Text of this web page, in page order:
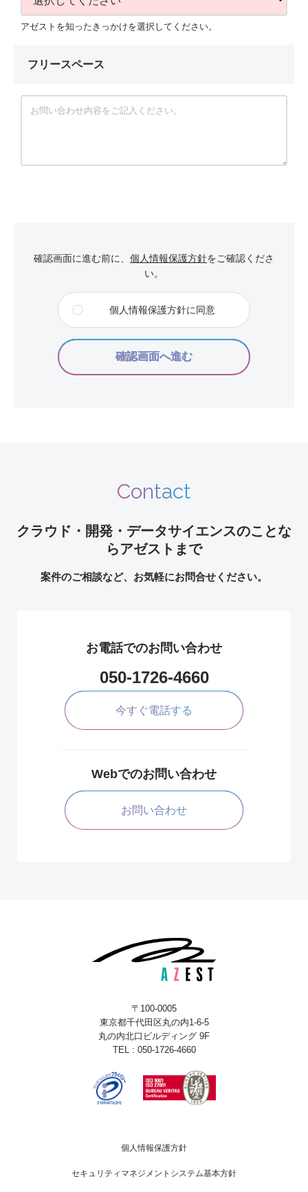
アゼストを知ったきっかけを選択してください。
フリースペース
確認画面に進む前に、 個人情報保護方針をご確認くださ
い。
個人情報保護方針に同意
Contact
クラウド・開発・データサイエンスのことな
らアゼストまで
案件のご相談など、お気軽にお問合せください。
お電話でのお問い合わせ
050-1726-4660
今すぐ電話する
Webでのお問い合わせ
お問い合わせ
〒100-0005
東京都千代田区丸の内1-6-5
丸の内北口ビルディング 9F
TEL : 050-1726-4660
個人情報保護方針
セキュリティマネジメントシステム基本方針